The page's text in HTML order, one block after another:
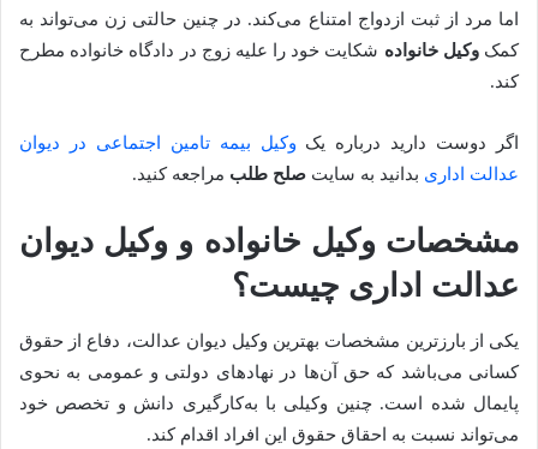
اما مرد از ثبت ازدواج امتناع می‌کند. در چنین حالتی زن می‌تواند به
کمکوکیل خانواده شکایت خود را علیه زوج در دادگاه خانواده مطرح
کند.
اگر دوست دارید درباره یک وکیل بیمه تامین اجتماعی در دیوان
عدالت اداری بدانید به سایت صلح طلب مراجعه کنید.
مشخصات وکیل خانواده و وکیل دیوان
عدالت اداری چیست؟
یکی از بارزترین مشخصات بهترین وکیل دیوان عدالت، دفاع از حقوق
کسانی می‌باشد که حق آن‌ها در نهادهای دولتی و عمومی به نحوی
پایمال شده است. چنین وکیلی با به‌کارگیری دانش و تخصص خود
می‌تواند نسبت به احقاق حقوق این افراد اقدام کند.